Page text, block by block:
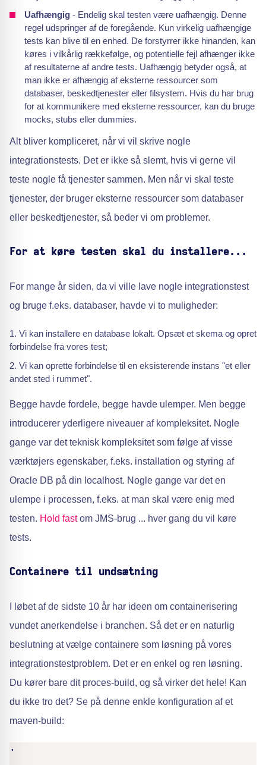
Uafhængig - Endelig skal testen være uafhængig. Denne
regel udspringer af de foregående. Kun virkelig uafhængige
tests kan blive til en enhed. De forstyrrer ikke hinanden, kan
køres i vilkårlig rækkefølge, og potentielle fejl afhænger ikke
af resultaterne af andre tests. Uafhængig betyder også, at
man ikke er afhængig af eksterne ressourcer som
databaser, beskedtjenester eller filsystem. Hvis du har brug
for at kommunikere med eksterne ressourcer, kan du bruge
mocks, stubs eller dummies.
Alt bliver kompliceret, når vi vil skrive nogle
integrationstests. Det er ikke så slemt, hvis vi gerne vil
teste nogle få tjenester sammen. Men når vi skal teste
tjenester, der bruger eksterne ressourcer som databaser
eller beskedtjenester, så beder vi om problemer.
For at køre testen skal du installere...
For mange år siden, da vi ville lave nogle integrationstest
og bruge f.eks. databaser, havde vi to muligheder:
Vi kan installere en database lokalt. Opsæt et skema og opret
forbindelse fra vores test;
Vi kan oprette forbindelse til en eksisterende instans "et eller
andet sted i rummet".
Begge havde fordele, begge havde ulemper. Men begge
introducerer yderligere niveauer af kompleksitet. Nogle
gange var det teknisk kompleksitet som følge af visse
værktøjers egenskaber, f.eks. installation og styring af
Oracle DB på din localhost. Nogle gange var det en
ulempe i processen, f.eks. at man skal være enig med
testen. Hold fastom JMS-brug ... hver gang du vil køre
tests.
Containere til undsætning
I løbet af de sidste 10 år har ideen om containerisering
vundet anerkendelse i branchen. Så det er en naturlig
beslutning at vælge containere som løsning på vores
integrationstestproblem. Det er en enkel og ren løsning.
Du kører bare dit proces-build, og så virker det hele! Kan
du ikke tro det? Se på denne enkle konfiguration af et
maven-build:
.